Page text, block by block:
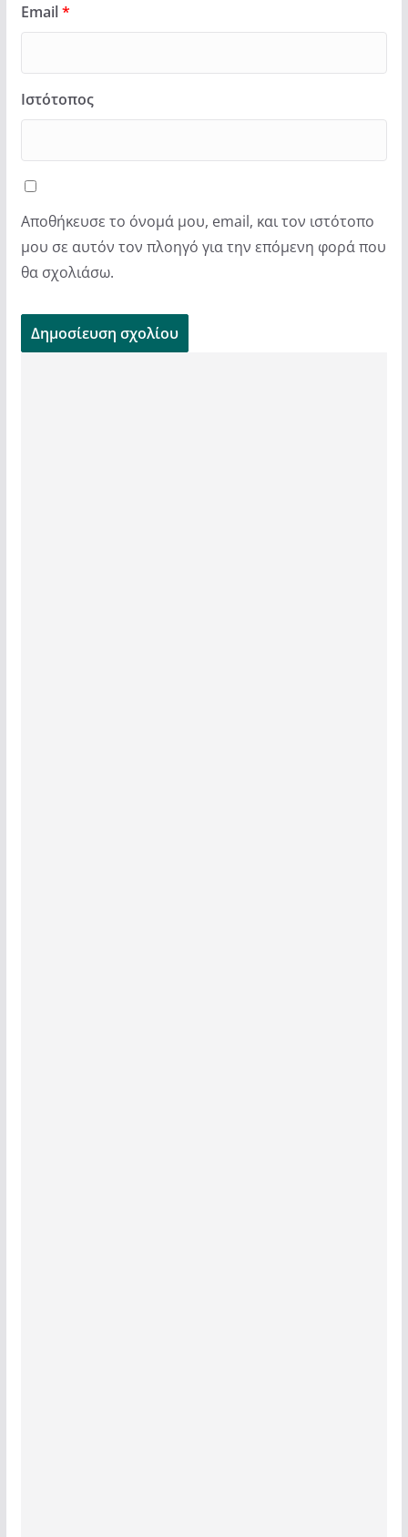
Email*
Ιστότοπος
Αποθήκευσε το όνομά μου, email, και τον ιστότοπο
μου σε αυτόν τον πλοηγό για την επόμενη φορά που
θα σχολιάσω.